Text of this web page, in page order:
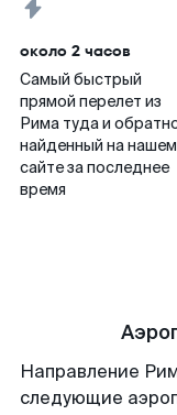
около 2 часов
Самый быстрый
прямой перелет из
Рима туда и
найденный на нашем
сайте за последнее
время
Направление
следующие